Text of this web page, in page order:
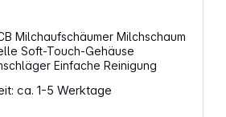
Milchschaum
Edelstahl-Schaumschläger Einfache Reinigung
ca. 1-5 Werktage